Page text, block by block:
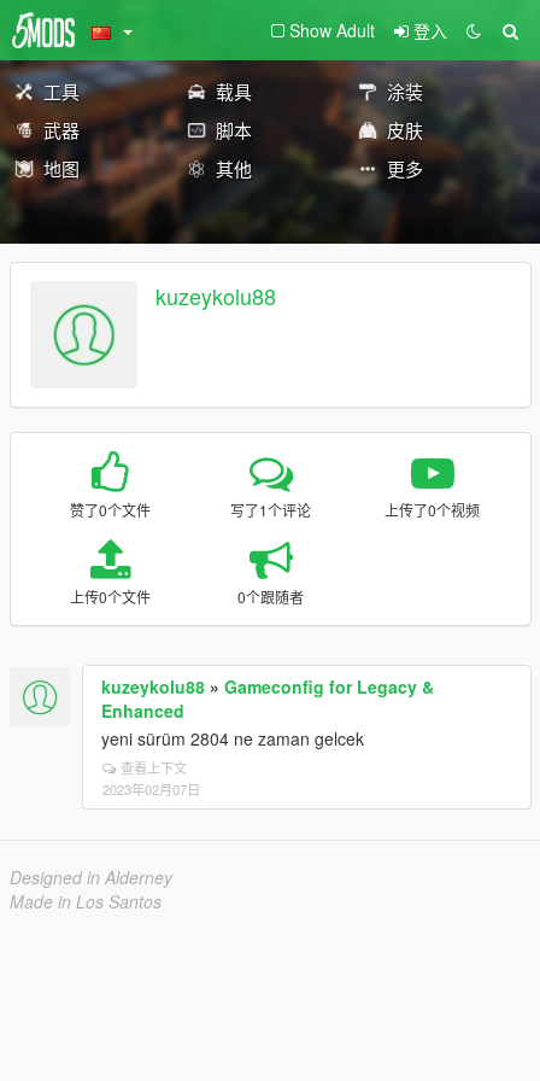
Show Adult 登入
工具 载具
涂装
武器
脚本
皮肤
地图
其他 更多
kuzeykolu88
赞了0个文件 写了1个评论 上传了0个视频
上传0个文件 0个跟随者
kuzeykolu88 » Gameconfig for Legacy &
Enhanced
yeni sürüm 2804 ne zaman gelcek
查看上下文
2023年02月07日
Designed in Alderney
Made in Los Santos